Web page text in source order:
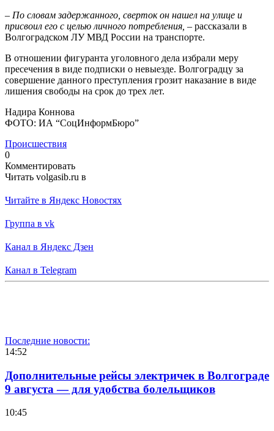
– По словам задержанного, сверток он нашел на улице и
присвоил его с целью личного потребления, – рассказали в
Волгоградском ЛУ МВД России на транспорте.
В отношении фигуранта уголовного дела избрали меру
пресечения в виде подписки о невыезде. Волгоградцу за
совершение данного преступления грозит наказание в виде
лишения свободы на срок до трех лет.
Надира Коннова
ФОТО: ИА “СоцИнформБюро”
Происшествия
0
Комментировать
Читать volgasib.ru в
Читайте в Яндекс Новостях
Группа в vk
Канал в Яндекс Дзен
Канал в Telegram
Последние новости:
14:52
Дополнительные рейсы электричек в Волгограде
9 августа — для удобства болельщиков
10:45